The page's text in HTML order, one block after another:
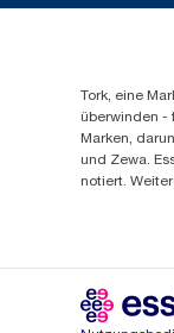
Tork, eine
überwinden -
Marken,
und Zewa.
notiert.